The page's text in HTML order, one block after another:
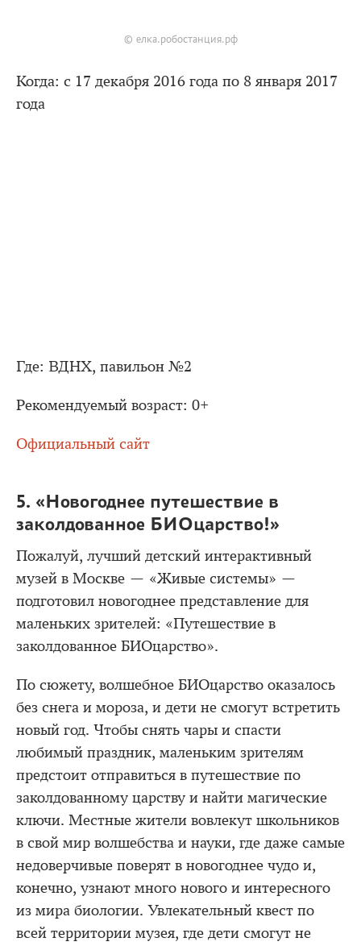
© елка.робостанция.рф
Когда: с 17 декабря 2016 года по 8 января 2017
года
Где: ВДНХ, павильон №2
Рекомендуемый возраст: 0+
Официальный сайт
5. «Новогоднее путешествие в
заколдованное БИОцарство!»
Пожалуй, лучший детский интерактивный
музей в Москве — «Живые системы» —
подготовил новогоднее представление для
маленьких зрителей: «Путешествие в
заколдованное БИОцарство».
По сюжету, волшебное БИОцарство оказалось
без снега и мороза, и дети не смогут встретить
новый год. Чтобы снять чары и спасти
любимый праздник, маленьким зрителям
предстоит отправиться в путешествие по
заколдованному царству и найти магические
ключи. Местные жители вовлекут школьников
в свой мир волшебства и науки, где даже самые
недоверчивые поверят в новогоднее чудо и,
конечно, узнают много нового и интересного
из мира биологии. Увлекательный квест по
всей территории музея, где дети смогут не